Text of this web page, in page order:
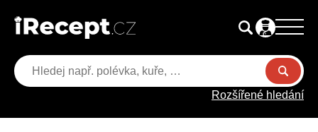
Rozšířené hledání